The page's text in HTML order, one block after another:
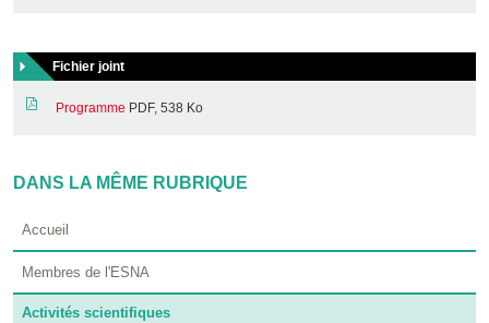
Fichier joint
Programme PDF, 538 Ko
DANS LA MÊME RUBRIQUE
Accueil
Membres de l'ESNA
Activités scientifiques